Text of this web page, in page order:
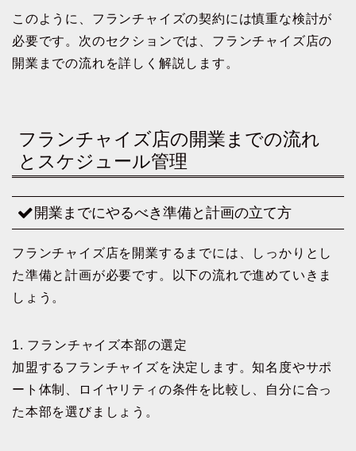
このように、フランチャイズの契約には慎重な検討が
必要です。次のセクションでは、フランチャイズ店の
開業までの流れを詳しく解説します。
フランチャイズ店の開業までの流れ
とスケジュール管理
開業までにやるべき準備と計画の立て方
フランチャイズ店を開業するまでには、しっかりとし
た準備と計画が必要です。以下の流れで進めていきま
しょう。
1. フランチャイズ本部の選定
加盟するフランチャイズを決定します。知名度やサポ
ート体制、ロイヤリティの条件を比較し、自分に合っ
た本部を選びましょう。